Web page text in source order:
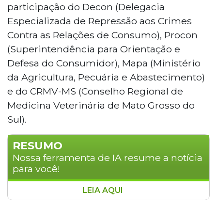
participação do Decon (Delegacia
Especializada de Repressão aos Crimes
Contra as Relações de Consumo), Procon
(Superintendência para Orientação e
Defesa do Consumidor), Mapa (Ministério
da Agricultura, Pecuária e Abastecimento)
e do CRMV-MS (Conselho Regional de
Medicina Veterinária de Mato Grosso do
Sul).
RESUMO
Nossa ferramenta de IA resume a notícia
para você!
Influenciadora digital com cerca de 519
LEIA AQUI